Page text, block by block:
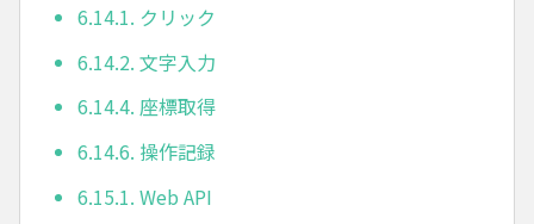
6.14.1. クリック
6.14.2. 文字入力
6.14.4. 座標取得
6.14.6. 操作記録
6.15.1. Web API